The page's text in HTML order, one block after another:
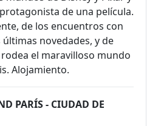
de una película.
de los encuentros con
novedades, y de
el maravilloso mundo
Alojamiento.
PARÍS - CIUDAD DE